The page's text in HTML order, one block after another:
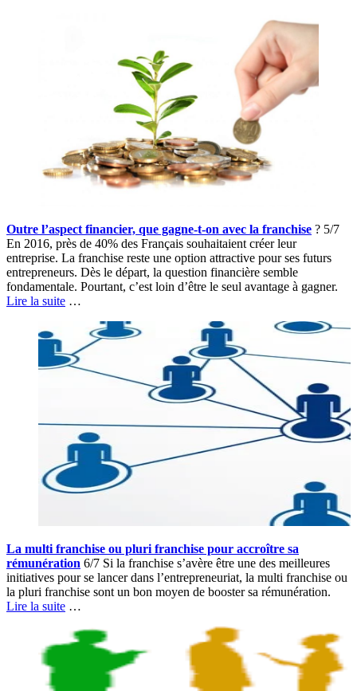
Outre l’aspect financier, que gagne-t-on avec la franchise ? 5/7
En 2016, près de 40% des Français souhaitaient créer leur
entreprise. La franchise reste une option attractive pour ses futurs
entrepreneurs. Dès le départ, la question financière semble
fondamentale. Pourtant, c’est loin d’être le seul avantage à gagner.
Lire la suite …
La multi franchise ou pluri franchise pour accroître sa
rémunération 6/7 Si la franchise s’avère être une des meilleures
initiatives pour se lancer dans l’entrepreneuriat, la multi franchise ou
la pluri franchise sont un bon moyen de booster sa rémunération.
Lire la suite …